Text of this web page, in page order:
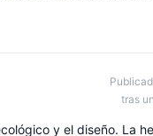
tras
y el diseño. La